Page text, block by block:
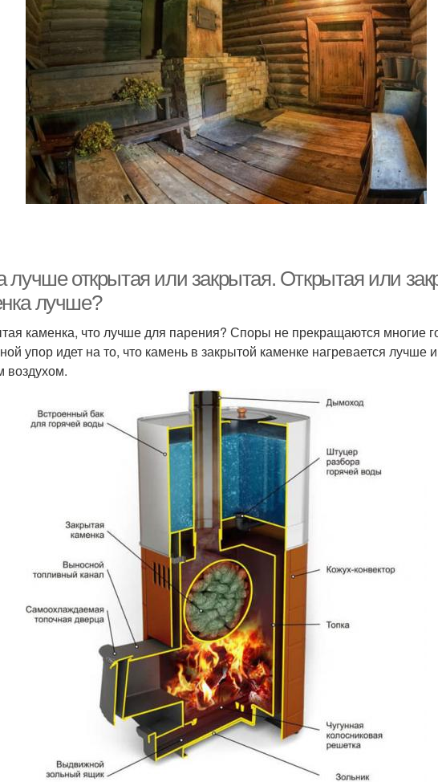
лучше открытая или закрытая. Открытая или
лучше?
каменка, что лучше для парения? Споры не прекращаются многие
упор идет на то, что камень в закрытой каменке нагревается лучше
воздухом.